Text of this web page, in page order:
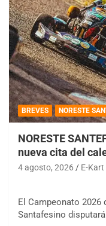
BREVES NORESTE
NORESTE
nueva cita del
4 agosto, 2026 E-Kart
El Campeonato
Santafesino